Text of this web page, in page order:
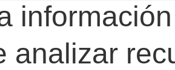
analizar